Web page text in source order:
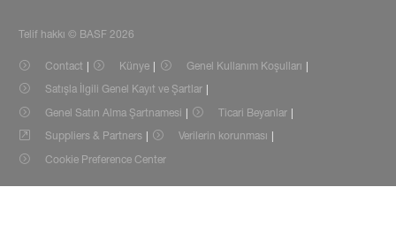
Telif hakkı © BASF 2026
Contact Künye
Genel Kullanım Koşulları
Satışla İlgili Genel Kayıt ve Şartlar
Genel Satın Alma Şartnamesi
Ticari Beyanlar
Suppliers & Partners
Verilerin korunması
Cookie Preference Center